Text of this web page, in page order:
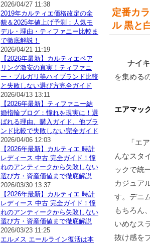
定番カ
ル 黒と
ナイ
を集める
エアマッ
「エ
んなスタ
ックで統
カジュア
す。デニ
もちろん
いめなス
抜け感を
2026/04/27 11:38
2019年カルティエ価格改定の全
貌＆2025年値上げ予測：人気モ
デル・理由・ティファニー比較ま
で徹底解説！
2026/04/21 11:19
【2026年最新】カルティエペア
リング激安の真実！ティファニ
ー・ブルガリ等ハイブランド比較
と失敗しない選び方完全ガイド
2026/04/13 13:11
【2026年最新】ティファニー結
婚指輪ブログ：憧れを現実に！選
ばれる理由、購入ガイド、他ブラ
ンド比較で失敗しない完全ガイド
2026/04/06 12:03
【2026年最新】カルティエ 時計
レディース 中古 完全ガイド！憧
れのアンティークから失敗しない
選び方・資産価値まで徹底解説
2026/03/30 13:37
【2026年最新】カルティエ 時計
レディース 中古 完全ガイド！憧
れのアンティークから失敗しない
選び方・資産価値まで徹底解説
2026/03/23 11:25
エルメス エールライン復活は本